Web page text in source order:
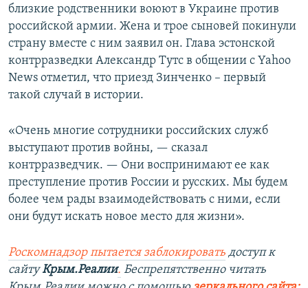
близкие родственники воюют в Украине против
российской армии. Жена и трое сыновей покинули
страну вместе с ним заявил он. Глава эстонской
контрразведки Александр Тутс в общении с Yahoo
News отметил, что приезд Зинченко – первый
такой случай в истории.
«Очень многие сотрудники российских служб
выступают против войны, — сказал
контрразведчик. — Они воспринимают ее как
преступление против России и русских. Мы будем
более чем рады взаимодействовать с ними, если
они будут искать новое место для жизни».
Роскомнадзор пытается заблокировать доступ к
сайтуКрым.Реалии. Беспрепятственно читать